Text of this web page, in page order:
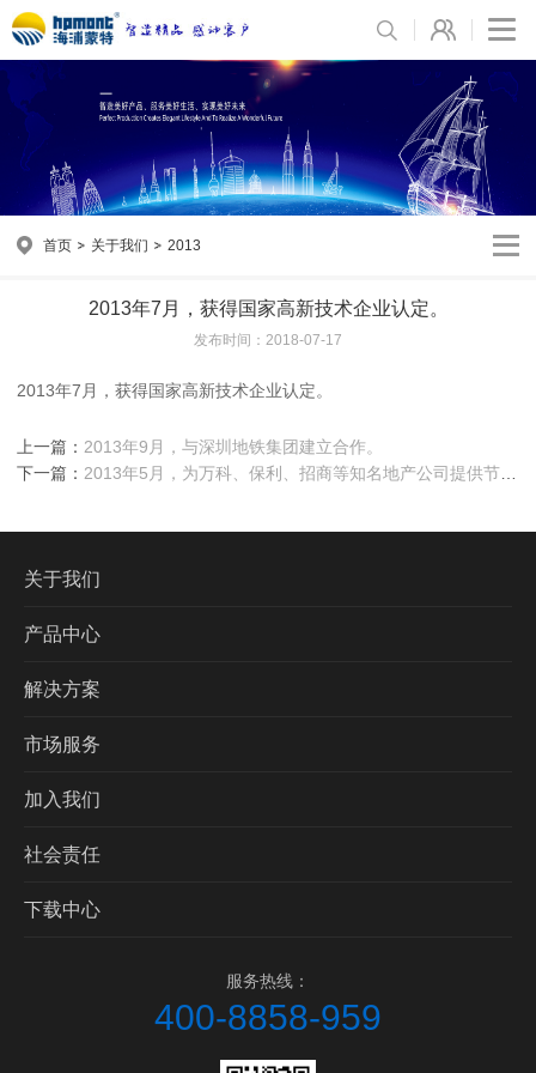
首页 关于我们 2013
2013年7月，获得国家高新技术企业认定。
发布时间：2018-07-17
2013年7月，获得国家高新技术企业认定。
上一篇： 2013年9月，与深圳地铁集团建立合作。
下一篇： 2013年5月，为万科、保利、招商等知名地产公司提供节能
关于我们
产品中心
解决方案
市场服务
加入我们
社会责任
下载中心
服务热线：
400-8858-959